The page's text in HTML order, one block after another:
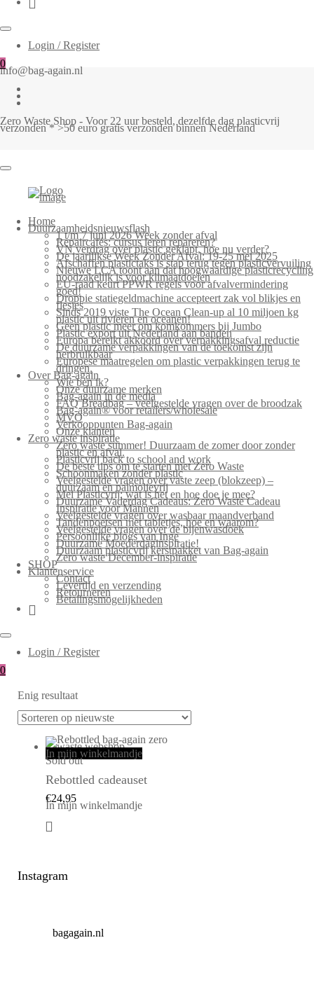
Login / Register
0
info@bag-again.nl
Zero Waste Shop - Voor 22 uur besteld, dezelfde dag plasticvrij
verzonden * >50 euro gratis verzonden binnen Nederland
Home
Duurzaamheidsnieuwsflash
1 t/m 7 juni 2026 Week zonder afval
Repaircafés: cursus leren repareren?
VN verdrag over plastic geklapt, hoe nu verder?
De jaarlijkse Week Zonder Afval: 19-25 mei 2025
Afschaffen plastictaks is stap terug tegen plasticvervuiling
Nieuwe LCA toont aan dat hoogwaardige plasticrecycling
noodzakelijk is voor klimaatdoelen
EU-raad keurt PPWR regels voor afvalvermindering
goed!
Droppie statiegeldmachine accepteert zak vol blikjes en
flesjes
Sinds 2019 viste The Ocean Clean-up al 10 miljoen kg
plastic uit rivieren en oceanen!
Geen plastic meer om komkommers bij Jumbo
Plastic export uit Nederland aan banden
Europa bereikt akkoord over verpakkingsafval reductie
De duurzame verpakkingen van de toekomst zijn
herbruikbaar
Europese maatregelen om plastic verpakkingen terug te
dringen.
Over Bag-again
Wie ben ik?
Onze duurzame merken
Bag-again in de media
FAQ Breadbag – veelgestelde vragen over de broodzak
Bag-again® voor retailers/wholesale
MVO
Verkooppunten Bag-again
Onze klanten
Zero waste inspiratie
Zero waste summer! Duurzaam de zomer door zonder
plastic en afval.
Plasticvrij back to school and work
De beste tips om te starten met Zero Waste
Schoonmaken zonder plastic
Veelgestelde vragen over vaste zeep (blokzeep) –
duurzaam en palmolievrij
Mei Plasticvrij: wat is het en hoe doe je mee?
Duurzame Vaderdag Cadeaus: Zero Waste Cadeau
Inspiratie voor Mannen
Veelgestelde vragen over wasbaar maandverband
Tandenpoetsen met tabletjes, hoe en waarom?
Veelgestelde vragen over de bijenwasdoek
Persoonlijke blogs van Inge
Duurzame Moederdaginspiratie!
Duurzaam plasticvrij kerstpakket van Bag-again
Zero waste December-inspiratie
SHOP
Klantenservice
Contact
Levertijd en verzending
Retourneren
Betalingsmogelijkheden
Login / Register
0
Enig resultaat
In mijn winkelmandje
Sold out
Rebottled cadeauset
€24,95
In mijn winkelmandje
Instagram
bagagain.nl